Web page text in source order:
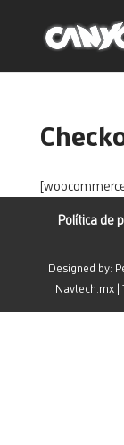
Política de
Designed by:
Navtech.mx |